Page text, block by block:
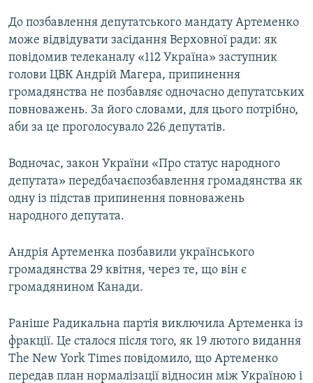
До позбавлення депутатського мандату Артеменко
може відвідувати засідання Верховної ради: як
повідомив телеканалу «112 Україна» заступник
голови ЦВК Андрій Магера, припинення
громадянства не позбавляє одночасно депутатських
повноважень. За його словами, для цього потрібно,
аби за це проголосувало 226 депутатів.
Водночас, закон України «Про статус народного
депутата» передбачаєпозбавлення громадянства як
одну із підстав припинення повноважень
народного депутата.
Андрія Артеменка позбавили українського
громадянства 29 квітня, через те, що він є
громадянином Канади.
Раніше Радикальна партія виключила Артеменка із
фракції. Це сталося після того, як 19 лютого видання
The New York Times повідомило, що Артеменко
передав план нормалізації відносин між Україною і